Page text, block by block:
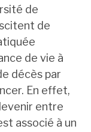
de
de
de vie à
décès par
En effet,
entre
associé à un